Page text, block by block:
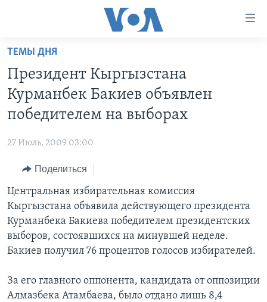
Перейти
основной
контент
Перейти
основной
Перейти
поиск
ПРОГРАММЫ
АМЕРИКА
ИТОГИ
ПОЧЕМУ ЭТО ВАЖНО?
ДИСКУССИЯ VOA
ДЕТАЛИ
НЬЮ-ЙОРК NEW YORK
АМЕРИКА. БОЛЬШОЕ ПУТЕШЕСТВИЕ
ПРОЕКТЫ
НАША АМЕРИКАНСКАЯ ИСТОРИЯ
А КАК В АМЕРИКЕ?
АРТЕФАКТЫ
АМЕРИКАНСКИЕ ГОРОДКИ
ТЕСТЫ
ИНТЕРВЬЮ
ФАКТЫ ПРОТИВ ФЕЙКОВ
ЗА СВОБОДУ ПРЕССЫ
УЧИМ АНГЛИЙСКИЙ
ВИДЕО
ПОДПИСКА НА НОВОСТИ
Learning English
ТЕМЫ ДНЯ
Президент Кыргызстана
Курманбек Бакиев объявлен
победителем на выборах
27 Июль, 2009 03:00
Поделиться
Центральная избирательная комиссия
Кыргызстана объявила действующего президента
Курманбека Бакиева победителем президентских
выборов, состоявшихся на минувшей неделе.
Бакиев получил 76 процентов голосов избирателей.
За его главного оппонента, кандидата от оппозиции
Алмазбека Атамбаева, было отдано лишь 8,4